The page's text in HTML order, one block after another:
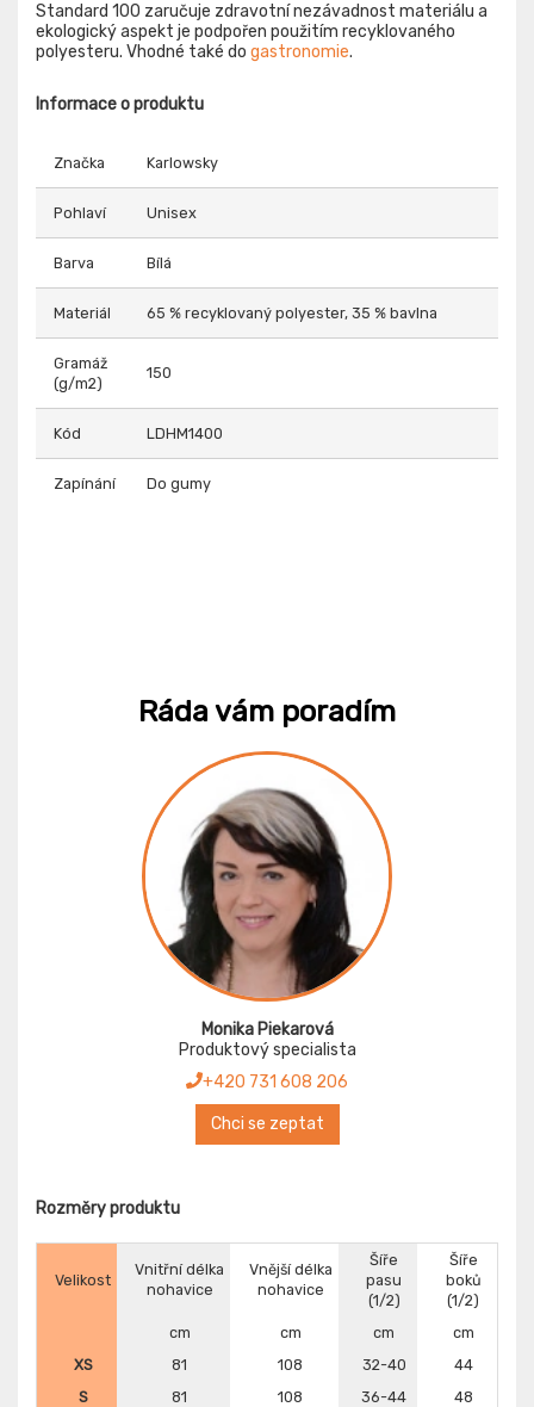
Standard 100 zaručuje zdravotní nezávadnost materiálu a
ekologický aspekt je podpořen použitím recyklovaného
polyesteru. Vhodné také do gastronomie.
Informace o produktu
Značka Karlowsky
Pohlaví Unisex
Barva Bílá
Materiál 65 % recyklovaný polyester, 35 % bavlna
Gramáž
(g/m2)
150
Kód LDHM1400
Zapínání Do gumy
Ráda vám poradím
Monika Piekarová
Produktový specialista
+420 731 608 206
Chci se zeptat
Rozměry produktu
Velikost
Vnitřní délka
nohavice
Vnější délka
nohavice
Šíře
pasu
(1/2)
Šíře
boků
(1/2)
cm
cm cm
cm
XS
81 108 32-40
44
S
81 108 36-44
48